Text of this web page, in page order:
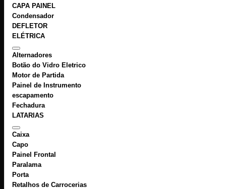
CAPA PAINEL
Condensador
DEFLETOR
ELÉTRICA
Alternadores
Botão do Vidro Eletrico
Motor de Partida
Painel de Instrumento
escapamento
Fechadura
LATARIAS
Caixa
Capo
Painel Frontal
Paralama
Porta
Retalhos de Carrocerias